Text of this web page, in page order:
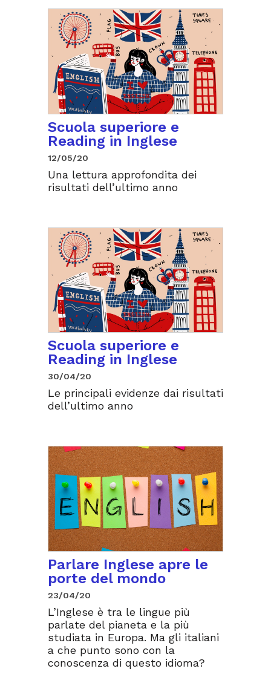
Scuola superiore e
Reading in Inglese
12/05/20
Una lettura approfondita dei
risultati dell’ultimo anno
Scuola superiore e
Reading in Inglese
30/04/20
Le principali evidenze dai risultati
dell’ultimo anno
Parlare Inglese apre le
porte del mondo
23/04/20
L’Inglese è tra le lingue più
parlate del pianeta e la più
studiata in Europa. Ma gli italiani
a che punto sono con la
conoscenza di questo idioma?